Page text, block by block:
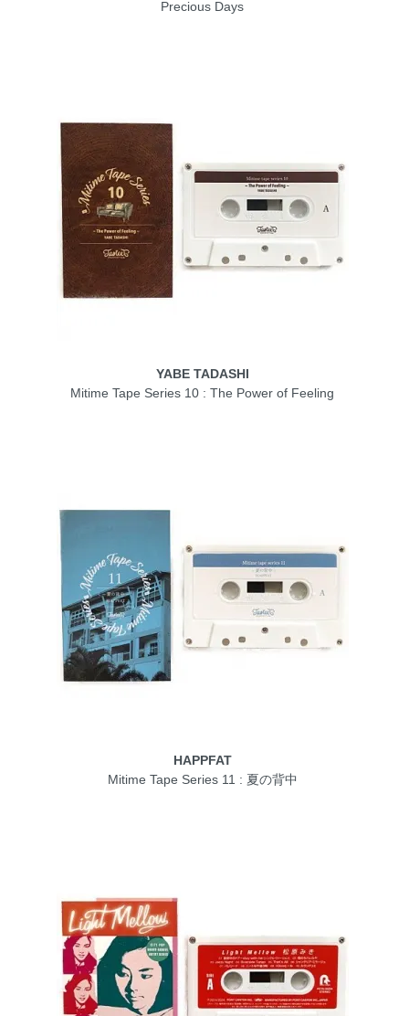
Precious Days
YABE TADASHI
Mitime Tape Series 10 : The Power of Feeling
HAPPFAT
Mitime Tape Series 11 : 夏の背中